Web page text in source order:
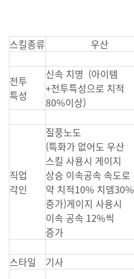
스킬종류 우산
전투
특성
신속 치명 (아이템
+전투특성으로 치적
80%이상)
직업
각인
질풍노도
(특화가 없어도 우산
스킬 사용시 게이지
상승 이속공속 속도로
약 치적10% 치뎀30%
증가)게이지 사용시
이속 공속 12%씩
증가
스타일 기사